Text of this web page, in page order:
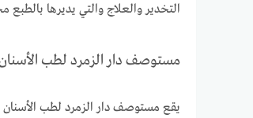
التخدير والعلاج والتي يديرها
مستوصف دار الزمرد لطب
يقع مستوصف دار الزمرد لطب